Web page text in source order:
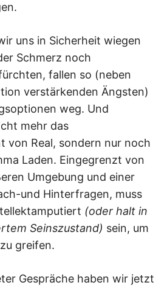
uns in Sicherheit wiegen
Schmerz noch
fallen so (neben
verstärkenden Ängsten)
weg. Und
mehr das
von Real, sondern nur noch
Laden. Eingegrenzt von
Umgebung und einer
und Hinterfragen, muss
(oder halt in
Seinszustand) sein, um
greifen.
Gespräche haben wir jetzt